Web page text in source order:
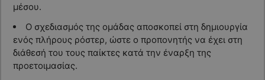
μέσου.
Ο σχεδιασμός της ομάδας αποσκοπεί στη δημιουργία
ενός πλήρους ρόστερ, ώστε ο προπονητής να έχει στη
διάθεσή του τους παίκτες κατά την έναρξη της
προετοιμασίας.